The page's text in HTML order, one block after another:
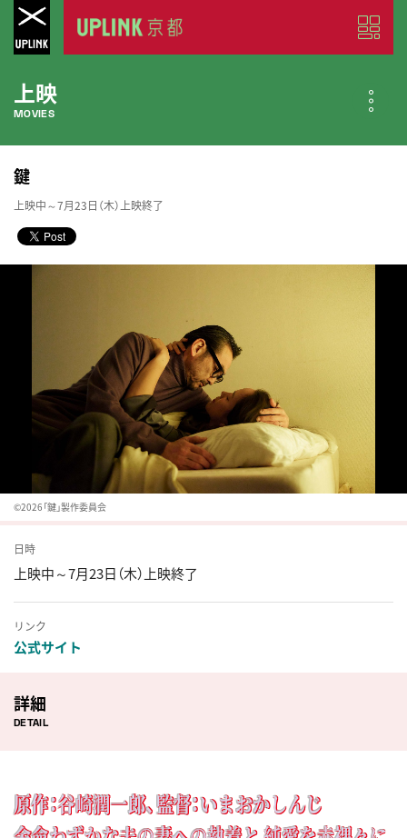
上映
MOVIES
公開中の作品
近日公開の作品
鍵
上映中～7月23日（木）上映終了
©2026「鍵」製作委員会
日時
上映中～7月23日（木）上映終了
リンク
公式サイト
詳細
DETAIL
原作：谷崎潤一郎、監督：いまおかしんじ